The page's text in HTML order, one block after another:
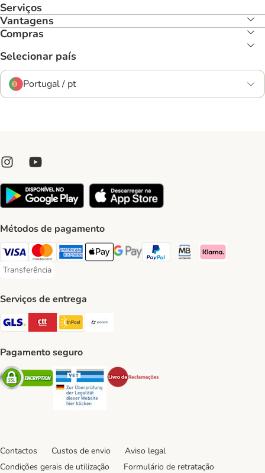
Serviços
Vantagens
Compras
Selecionar país
Portugal / pt
Métodos de pagamento
Visa Payment Method
Mastercard Payment Method
American Express Payment Method
Apple Pay Payment Method
Google Pay Payment Method
PayPal Payment Method
Multibanco Payment
Klarna Payment
Transferência
Transferência Payment Method
Serviços de entrega
GLS Shipping Method
CTTExpress Shipping Method
InPost Shipping Method
Pagamento seguro
Security Security
Contactos Custos de envio
Aviso legal
Condições gerais de utilização
Formulário de retratação